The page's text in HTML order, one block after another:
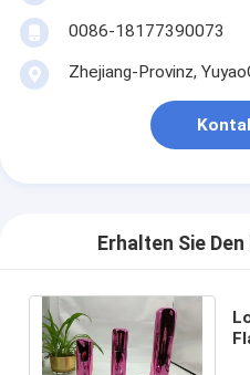
0086-18177390073
Zhejiang-Provinz,
Erhalten Sie